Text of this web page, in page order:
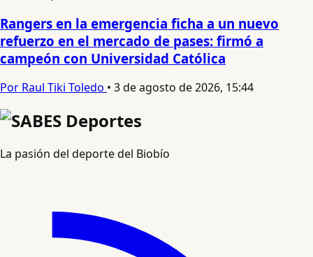
Rangers en la emergencia ficha a un nuevo
refuerzo en el mercado de pases: firmó a
campeón con Universidad Católica
Por Raul Tiki Toledo • 3 de agosto de 2026, 15:44
La pasión del deporte del Biobío